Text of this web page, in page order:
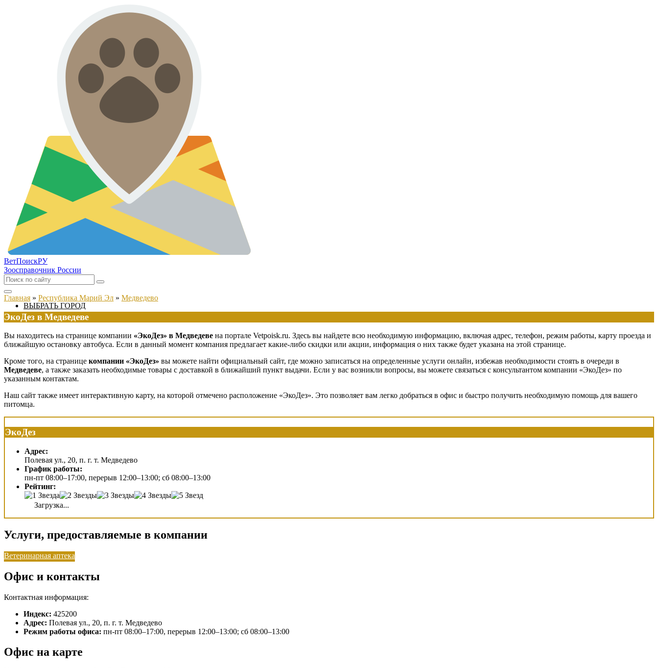
ВетПоискРУ
Зоосправочник России
ВЫБРАТЬ ГОРОД
Главная » Республика Марий Эл » Медведево
ЭкоДез в Медведеве
Вы находитесь на странице компании «ЭкоДез» в Медведеве на портале Vetpoisk.ru. Здесь вы найдете всю необходимую информацию, включая адрес, телефон, режим работы, карту проезда и
ближайшую остановку автобуса. Если в данный момент компания предлагает какие-либо скидки или акции, информация о них также будет указана на этой странице.
Кроме того, на странице компании «ЭкоДез» вы можете найти официальный сайт, где можно записаться на определенные услуги онлайн, избежав необходимости стоять в очереди в
Медведеве, а также заказать необходимые товары с доставкой в ближайший пункт выдачи. Если у вас возникли вопросы, вы можете связаться с консультантом компании «ЭкоДез» по
указанным контактам.
Наш сайт также имеет интерактивную карту, на которой отмечено расположение «ЭкоДез». Это позволяет вам легко добраться в офис и быстро получить необходимую помощь для вашего
питомца.
ЭкоДез
Адрес:
Полевая ул., 20, п. г. т. Медведево
График работы:
пн-пт 08:00–17:00, перерыв 12:00–13:00; сб 08:00–13:00
Рейтинг:
Загрузка...
Услуги, предоставляемые в компании
Ветеринарная аптека
Офис и контакты
Контактная информация:
Индекс: 425200
Адрес: Полевая ул., 20, п. г. т. Медведево
Режим работы офиса: пн-пт 08:00–17:00, перерыв 12:00–13:00; сб 08:00–13:00
Офис на карте